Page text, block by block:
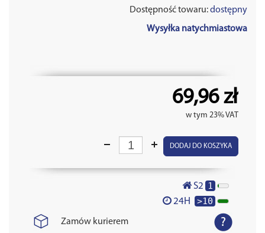
Dostępność towaru:dostępny
Wysyłka natychmiastowa
69,96 zł
w tym 23% VAT
DODAJ DO KOSZYKA
S2 1
24H >10
Zamów kurierem